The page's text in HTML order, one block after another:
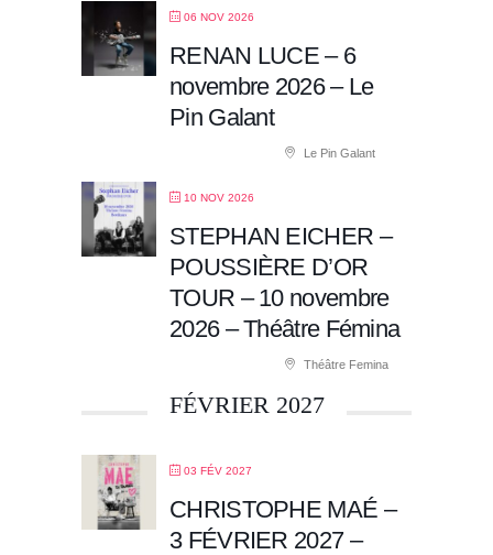
06 NOV 2026
RENAN LUCE – 6
novembre 2026 – Le
Pin Galant
Le Pin Galant
10 NOV 2026
STEPHAN EICHER –
POUSSIÈRE D’OR
TOUR – 10 novembre
2026 – Théâtre Fémina
Théâtre Femina
FÉVRIER 2027
03 FÉV 2027
CHRISTOPHE MAÉ –
3 FÉVRIER 2027 –